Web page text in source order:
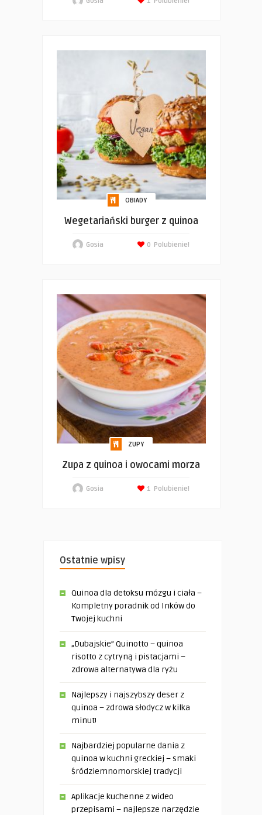
OBIADY
Wegetariański burger z quinoa
Gosia Polubienie!
0
ZUPY
Zupa z quinoa i owocami morza
Gosia Polubienie!
1
Ostatnie wpisy
Quinoa dla detoksu mózgu i ciała –
Kompletny poradnik od Inków do
Twojej kuchni
„Dubajskie” Quinotto – quinoa
risotto z cytryną i pistacjami –
zdrowa alternatywa dla ryżu
Najlepszy i najszybszy deser z
quinoa – zdrowa słodycz w kilka
minut!
Najbardziej popularne dania z
quinoa w kuchni greckiej – smaki
śródziemnomorskiej tradycji
Aplikacje kuchenne z wideo
przepisami – najlepsze narzędzie